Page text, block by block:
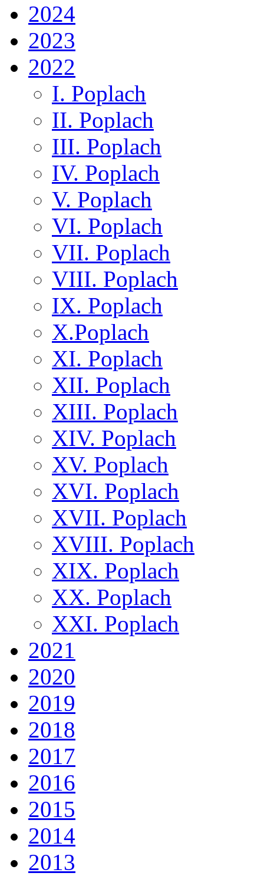
2024
2023
2022
I. Poplach
II. Poplach
III. Poplach
IV. Poplach
V. Poplach
VI. Poplach
VII. Poplach
VIII. Poplach
IX. Poplach
X.Poplach
XI. Poplach
XII. Poplach
XIII. Poplach
XIV. Poplach
XV. Poplach
XVI. Poplach
XVII. Poplach
XVIII. Poplach
XIX. Poplach
XX. Poplach
XXI. Poplach
2021
2020
2019
2018
2017
2016
2015
2014
2013